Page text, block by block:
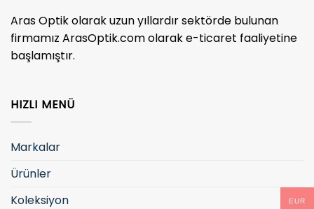
Aras Optik olarak uzun yıllardır sektörde bulunan
firmamız ArasOptik.com olarak e-ticaret faaliyetine
başlamıştır.
HIZLI MENÜ
Markalar
Ürünler
Koleksiyon
EUR